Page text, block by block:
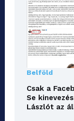
Belföld
Csak a
Se
Lászlót az